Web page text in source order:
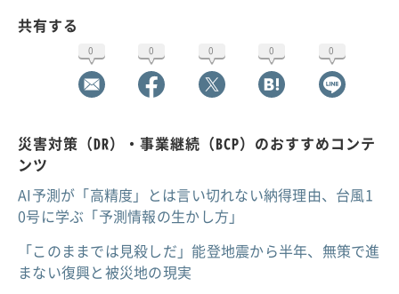
共有する
0 0 0 0 0
災害対策（DR）・事業継続（BCP）のおすすめコンテ
ンツ
AI予測が「高精度」とは言い切れない納得理由、台風1
0号に学ぶ「予測情報の生かし方」
「このままでは見殺しだ」能登地震から半年、無策で進
まない復興と被災地の現実